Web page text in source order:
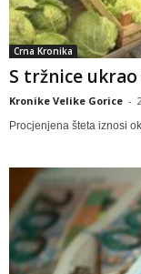
Crna Kronika
S tržnice
Kronike Velike Gorice -
Procjenjena šteta iznosi